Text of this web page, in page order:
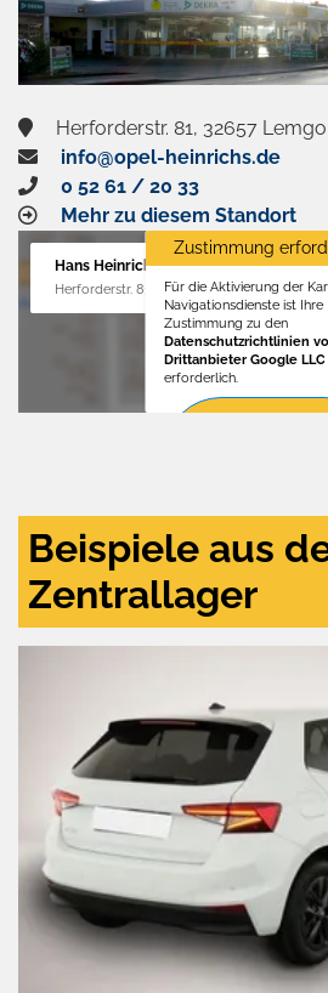
Herforderstr. 81, 32657 Lemgo
info@opel-heinrichs.de
0 52 61 / 20 33
Mehr zu diesem Standort
Hans Heinrichs GmbH
Herforderstr. 81, 32657 Lemgo
Zustimmung
Für die Aktivierung der
Navigationsdienste ist Ihre
Zustimmung zu den
Datenschutzrichtlinien
Drittanbieter Google LLC
erforderlich.
Beispiele aus
Zentrallager